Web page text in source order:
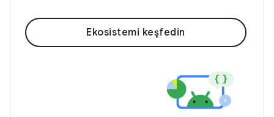
Ekosistemi keşfedin